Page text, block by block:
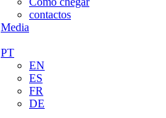
contactos
Media
PT
EN
ES
FR
DE